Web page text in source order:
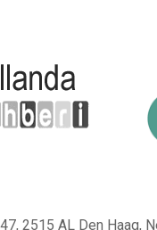
2515 AL Den Haag,